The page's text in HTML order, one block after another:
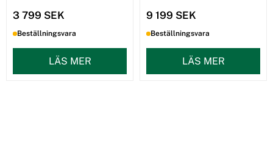
3 799 SEK
Beställningsvara
LÄS MER
9 199 SEK
Beställningsvara
LÄS MER